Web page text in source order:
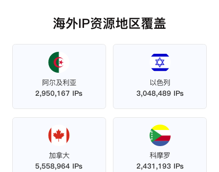
海外IP资源地区覆盖
阿尔及利亚
2,950,167 IPs
以色列
3,048,489 IPs
加拿大
5,558,964 IPs
科摩罗
2,431,193 IPs